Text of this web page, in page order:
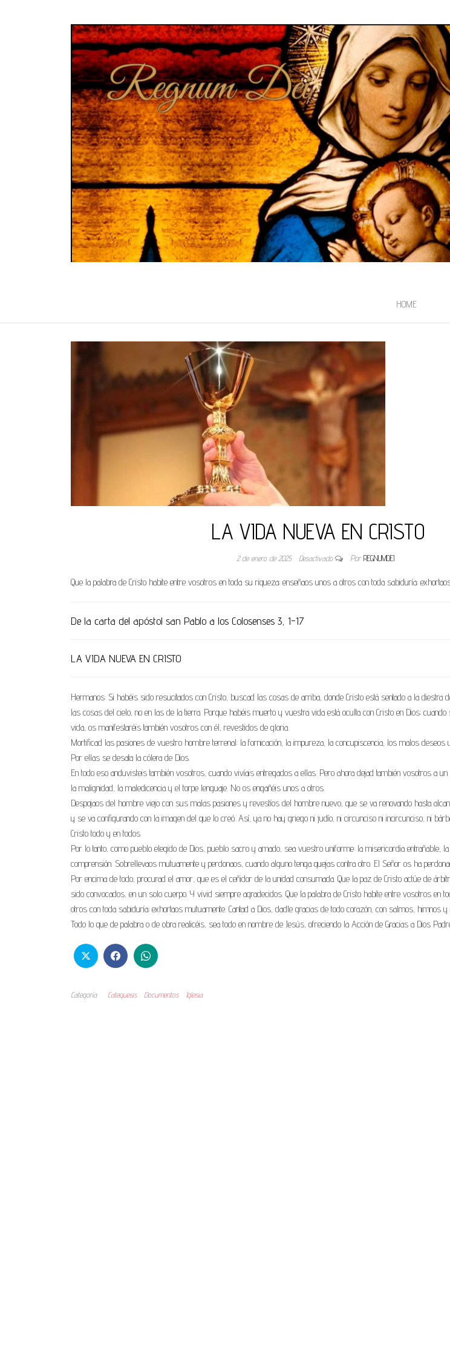
HOME
LA VIDA NUEVA EN CRISTO
2 de enero de 2025 Desactivado Por REGNUMDEI
Que la palabra de Cristo habite entre vosotros en toda su riqueza; enseñaos unos a otros con toda sabiduría;
De la carta del apóstol san Pablo a los Colosenses 3, 1-17
LA VIDA NUEVA EN CRISTO
Hermanos: Si habéis sido resucitados con Cristo, buscad las cosas de arriba, donde Cristo está sentado a la diestra
las cosas del cielo, no en las de la tierra. Porque habéis muerto y vuestra vida está oculta con Cristo en Dios;
vida, os manifestaréis también vosotros con él, revestidos de gloria.
Mortificad las pasiones de vuestro hombre terrenal: la fornicación, la impureza, la concupiscencia, los malos deseos
Por ellas se desata la cólera de Dios.
En todo eso anduvisteis también vosotros, cuando vivíais entregados a ellas. Pero ahora dejad también vosotros a un
la malignidad, la maledicencia y el torpe lenguaje. No os engañéis unos a otros.
Despojaos del hombre viejo con sus malas pasiones y revestíos del hombre nuevo, que se va renovando hasta
y se va configurando con la imagen del que lo creó. Así, ya no hay griego ni judío, ni circunciso ni incircunciso, ni
Cristo todo y en todos.
Por lo tanto, como pueblo elegido de Dios, pueblo sacro y amado, sea vuestro uniforme: la misericordia entrañable,
comprensión. Sobrellevaos mutuamente y perdonaos, cuando alguno tenga quejas contra otro. El Señor os ha
Por encima de todo, procurad el amor, que es el ceñidor de la unidad consumada. Que la paz de Cristo actúe de
sido convocados, en un solo cuerpo. Y vivid siempre agradecidos. Que la palabra de Cristo habite entre vosotros en
otros con toda sabiduría; exhortaos mutuamente. Cantad a Dios, dadle gracias de todo corazón, con salmos, himnos y
Todo lo que de palabra o de obra realicéis, sea todo en nombre de Jesús, ofreciendo la Acción de Gracias a Dios
Categoría Catequesis Documentos Iglesia